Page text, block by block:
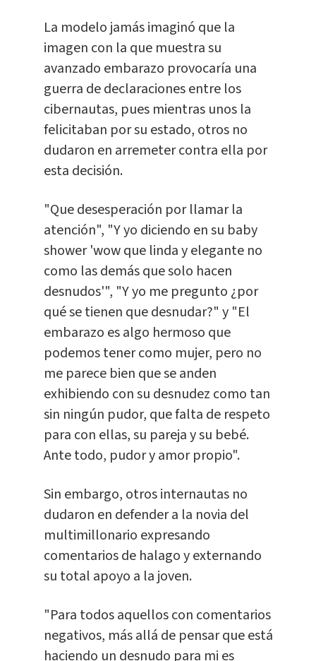
La modelo jamás imaginó que la
imagen con la que muestra su
avanzado embarazo provocaría una
guerra de declaraciones entre los
cibernautas, pues mientras unos la
felicitaban por su estado, otros no
dudaron en arremeter contra ella por
esta decisión.
"Que desesperación por llamar la
atención", "Y yo diciendo en su baby
shower 'wow que linda y elegante no
como las demás que solo hacen
desnudos'", "Y yo me pregunto ¿por
qué se tienen que desnudar?" y "El
embarazo es algo hermoso que
podemos tener como mujer, pero no
me parece bien que se anden
exhibiendo con su desnudez como tan
sin ningún pudor, que falta de respeto
para con ellas, su pareja y su bebé.
Ante todo, pudor y amor propio".
Sin embargo, otros internautas no
dudaron en defender a la novia del
multimillonario expresando
comentarios de halago y externando
su total apoyo a la joven.
"Para todos aquellos con comentarios
negativos, más allá de pensar que está
haciendo un desnudo para mi es